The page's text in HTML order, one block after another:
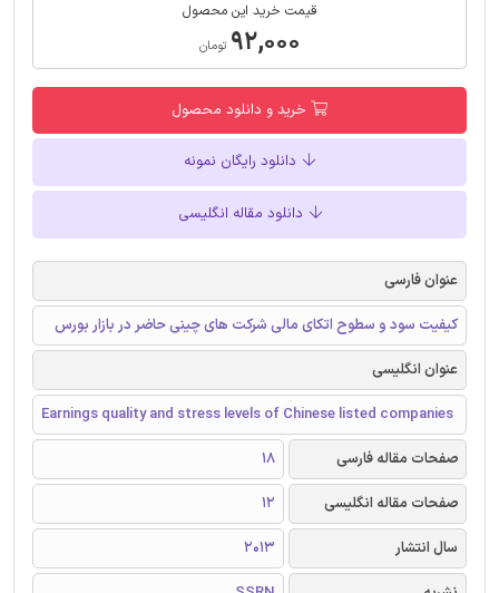
قیمت خرید این محصول
۹۲,۰۰۰ تومان
خرید و دانلود محصول
دانلود رایگان نمونه
دانلود مقاله انگلیسی
عنوان فارسی
کیفیت سود و سطوح اتکای مالی شرکت های چینی حاضر در بازار بورس
عنوان انگلیسی
Earnings quality and stress levels of Chinese listed companies
صفحات مقاله فارسی
18
صفحات مقاله انگلیسی
12
سال انتشار
2013